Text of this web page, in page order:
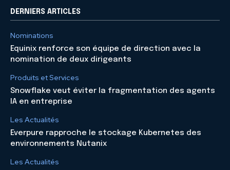
DERNIERS ARTICLES
Nominations
Equinix renforce son équipe de direction avec la
nomination de deux dirigeants
Produits et Services
Snowflake veut éviter la fragmentation des agents
IA en entreprise
Les Actualités
Everpure rapproche le stockage Kubernetes des
environnements Nutanix
Les Actualités